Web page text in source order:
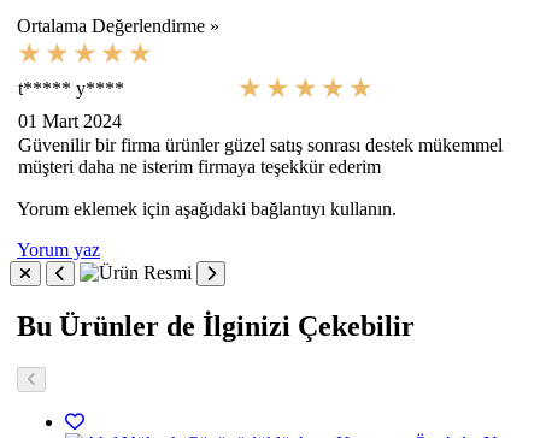
Ortalama Değerlendirme »
t***** y****
01 Mart 2024
Güvenilir bir firma ürünler güzel satış sonrası destek mükemmel
müşteri daha ne isterim firmaya teşekkür ederim
Yorum eklemek için aşağıdaki bağlantıyı kullanın.
Yorum yaz
Bu Ürünler de İlginizi Çekebilir